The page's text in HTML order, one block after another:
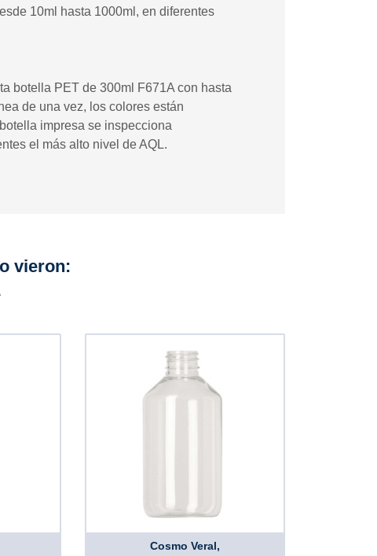
10ml hasta 1000ml, en diferentes
botella PET de 300ml F671A con hasta
de una vez, los colores están
impresa se inspecciona
el más alto nivel de AQL.
vieron:
Cosmo Veral,